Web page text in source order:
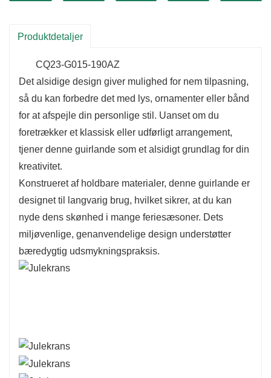
Produktdetaljer
CQ23-G015-190AZ
Det alsidige design giver mulighed for nem tilpasning,
så du kan forbedre det med lys, ornamenter eller bånd
for at afspejle din personlige stil. Uanset om du
foretrækker et klassisk eller udførligt arrangement,
tjener denne guirlande som et alsidigt grundlag for din
kreativitet.
Konstrueret af holdbare materialer, denne guirlande er
designet til langvarig brug, hvilket sikrer, at du kan
nyde dens skønhed i mange feriesæsoner. Dets
miljøvenlige, genanvendelige design understøtter
bæredygtig udsmykningspraksis.